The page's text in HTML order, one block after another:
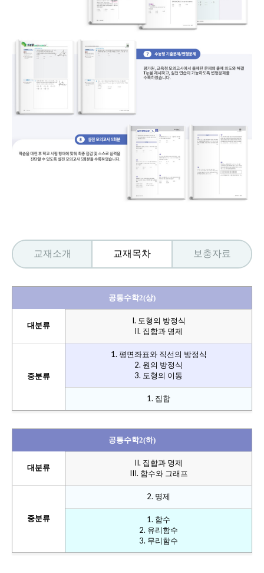
교재소개 교재목차 보충자료
공통수학2(상)
대분류
I. 도형의 방정식
II. 집합과 명제
중분류
1. 평면좌표와 직선의 방정식
2. 원의 방정식
3. 도형의 이동
1. 집합
공통수학2(하)
대분류
II. 집합과 명제
III. 함수와 그래프
중분류
2. 명제
1. 함수
2. 유리함수
3. 무리함수